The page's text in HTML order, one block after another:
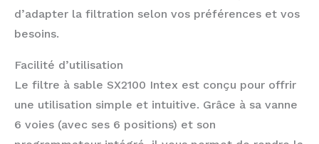
d’adapter la filtration selon vos préférences et vos
besoins.
Facilité d’utilisation
Le filtre à sable SX2100 Intex est conçu pour offrir
une utilisation simple et intuitive. Grâce à sa vanne
6 voies (avec ses 6 positions) et son